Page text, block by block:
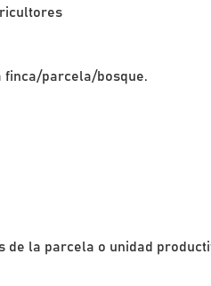
finca/parcela/bosque.
la parcela o unidad